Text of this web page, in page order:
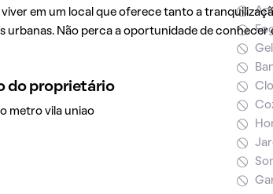
viver em um local que oferece tanto a
urbanas. Não perca a oportunidade de conhecer
do proprietário
metro vila uniao